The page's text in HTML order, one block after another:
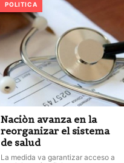
POLITICA
Naciòn avanza en la
reorganizar el sistema
de salud
La medida va garantizar acceso a